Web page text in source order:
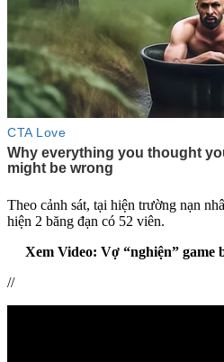
Theo cảnh sát, tại hiện trường nạn
hiện 2 băng đạn có 52 viên.
Xem Video: Vợ “nghiện” game
//